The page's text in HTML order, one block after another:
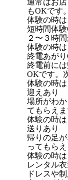
通常はお
もOKです
体験の時
短時間体
２〜３時
体験の時
終電あが
終電前に
OKです。
体験の時
迎えあり
場所がわ
てもらえま
体験の時
送りあり
帰りの足
ってもらえ
体験の時
レンタル
ドレスや